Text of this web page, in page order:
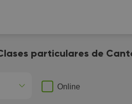
particulares de
Online